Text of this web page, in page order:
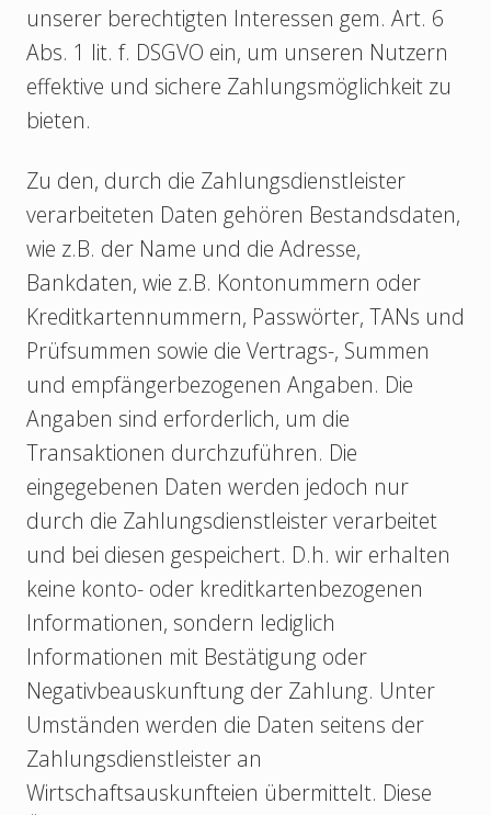
unserer berechtigten Interessen gem. Art. 6
Abs. 1 lit. f. DSGVO ein, um unseren Nutzern
effektive und sichere Zahlungsmöglichkeit zu
bieten.
Zu den, durch die Zahlungsdienstleister
verarbeiteten Daten gehören Bestandsdaten,
wie z.B. der Name und die Adresse,
Bankdaten, wie z.B. Kontonummern oder
Kreditkartennummern, Passwörter, TANs und
Prüfsummen sowie die Vertrags-, Summen
und empfängerbezogenen Angaben. Die
Angaben sind erforderlich, um die
Transaktionen durchzuführen. Die
eingegebenen Daten werden jedoch nur
durch die Zahlungsdienstleister verarbeitet
und bei diesen gespeichert. D.h. wir erhalten
keine konto- oder kreditkartenbezogenen
Informationen, sondern lediglich
Informationen mit Bestätigung oder
Negativbeauskunftung der Zahlung. Unter
Umständen werden die Daten seitens der
Zahlungsdienstleister an
Wirtschaftsauskunfteien übermittelt. Diese